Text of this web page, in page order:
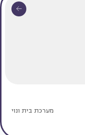
מערכת בית ונוי